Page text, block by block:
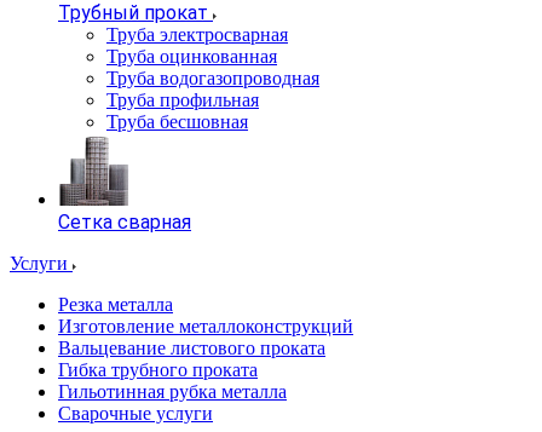
Трубный прокат
Труба электросварная
Труба оцинкованная
Труба водогазопроводная
Труба профильная
Труба бесшовная
Сетка сварная
Услуги
Резка металла
Изготовление металлоконструкций
Вальцевание листового проката
Гибка трубного проката
Гильотинная рубка металла
Сварочные услуги